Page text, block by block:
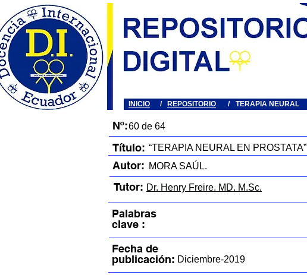
/ REPOSITORIO TERAPIA NEURAL
INICIO /
Nº:60 de 64
Título: “TERAPIA NEURAL EN PROSTATA”
Autor:
Tutor: Dr. Henry Freire. MD. M.Sc.
MORA SAÚL.
Palabras
clave :
Fecha de
publicación: Diciembre-2019